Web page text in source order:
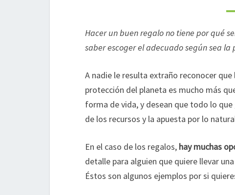
Hacer un buen regalo no tiene por qué
saber escoger el adecuado según sea la
A nadie le resulta extraño reconocer
protección del planeta es mucho más
forma de vida, y desean que todo lo
de los recursos y la apuesta por lo
En el caso de los regalos, hay muchas
detalle para alguien que quiere llevar
Éstos son algunos ejemplos por si